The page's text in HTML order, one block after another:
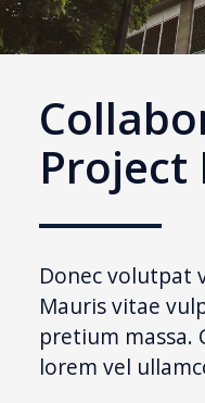
Project
Donec volutpat
Mauris vitae
pretium massa.
lorem vel